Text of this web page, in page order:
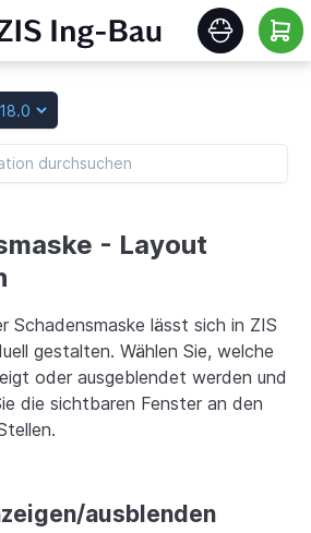
- Layout
Schadensmaske lässt sich in ZIS
gestalten. Wählen Sie, welche
oder ausgeblendet werden und
die sichtbaren Fenster an den
ausblenden